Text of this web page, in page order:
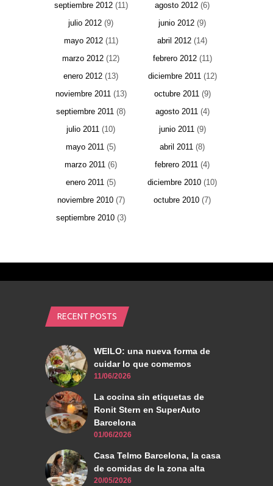
septiembre 2012(11) agosto 2012 (6)
julio 2012 (9) junio 2012 (9)
mayo 2012(11) abril 2012 (14)
marzo 2012 (12) febrero 2012(11)
enero 2012 (13) diciembre 2011(12)
noviembre 2011(13) octubre 2011(9)
septiembre 2011 (8) agosto 2011(4)
julio 2011 (10) junio 2011(9)
mayo 2011 (5) abril 2011 (8)
marzo 2011 (6) febrero 2011 (4)
enero 2011 (5) diciembre 2010 (10)
noviembre 2010(7) octubre 2010 (7)
septiembre 2010(3)
RECENT POSTS
WEILO: una nueva forma de
cuidar lo que comemos
11/06/2026
La cocina sin etiquetas de
Ronit Stern en SuperAuto
Barcelona
01/06/2026
Casa Telmo Barcelona, la casa
de comidas de la zona alta
20/05/2026